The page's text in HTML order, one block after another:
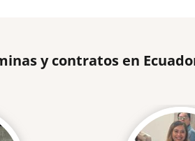
y contratos en